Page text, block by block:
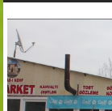
Haber
Portalı